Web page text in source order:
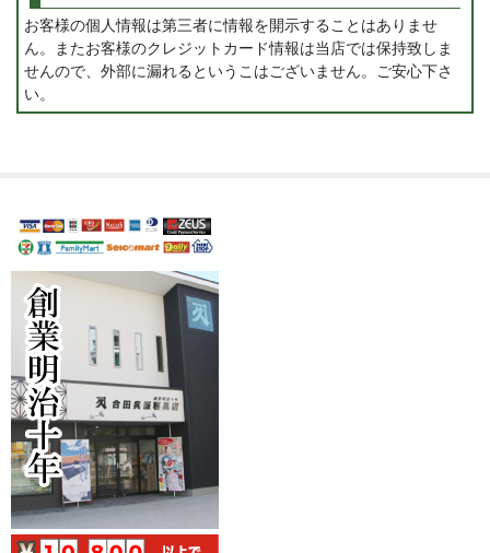
お客様の個人情報は第三者に情報を開示することはありませ
ん。またお客様のクレジットカード情報は当店では保持致しま
せんので、外部に漏れるというこはございません。ご安心下さ
い。